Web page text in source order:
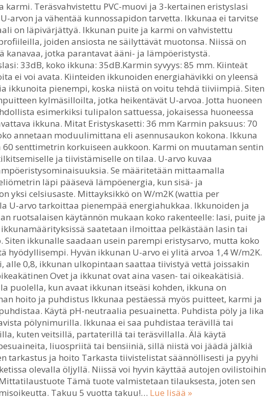
karmi. Teräsvahvistettu PVC-muovi ja 3-kertainen eristyslasi
arvon ja vähentää kunnossapidon tarvetta. Ikkunaa ei tarvitse
on läpivärjättyä. Ikkunan puite ja karmi on vahvistettu
joiden ansiosta ne säilyttävät muotonsa. Niissä on
kanavaa, jotka parantavat ääni- ja lämpöeristystä.
33dB, koko ikkuna: 35dB.Karmin syvyys: 85 mm. Kiinteät
ei voi avata. Kiinteiden ikkunoiden energiahävikki on yleensä
ikkunoita pienempi, koska niistä on voitu tehdä tiiviimpiä. Siten
kylmäsilloilta, jotka heikentävät U-arvoa. Jotta huoneen
esimerkiksi tulipalon sattuessa, jokaisessa huoneessa
ikkuna. Mitat Eristyskasetti: 36 mm Karmin paksuus: 70
annetaan moduulimittana eli asennusaukon kokona. Ikkuna
60 senttimetrin korkuiseen aukkoon. Karmi on muutaman sentin
ja tiivistämiselle on tilaa. U-arvo kuvaa
Se määritetään mittaamalla
läpi pääsevä lämpöenergia, kun sisä- ja
yksi celsiusaste. Mittayksikkö on W/m2K (wattia per
U-arvo tarkoittaa pienempää energiahukkaa. Ikkunoiden ja
ruotsalaisen käytännön mukaan koko rakenteelle: lasi, puite ja
saatetaan ilmoittaa pelkästään lasin tai
Siten ikkunalle saadaan usein parempi eristysarvo, mutta koko
hyödyllisempi. Hyvän ikkunan U-arvo ei ylitä arvoa 1,4 W/m2K.
alle 0,8, ikkunan ulkopintaan saattaa tiivistyä vettä joissakin
Ovet ja ikkunat ovat aina vasen- tai oikeakätisiä.
puolella, kun avaat ikkunan itseäsi kohden, ikkuna on
hoito ja puhdistus Ikkunaa pestäessä myös puitteet, karmi ja
Käytä pH-neutraalia pesuainetta. Puhdista pöly ja lika
pölynimurilla. Ikkunaa ei saa puhdistaa terävillä tai
kuten veitsillä, partaterillä tai teräsvillalla. Älä käytä
liuospriitä tai bensiiniä, sillä niistä voi jäädä jälkiä
tarkastus ja hoito Tarkasta tiivistelistat säännöllisesti ja pyyhi
olevalla öljyllä. Niissä voi hyvin käyttää autojen ovilistoihin
Tämä tuote valmistetaan tilauksesta, joten sen
Takuu 5 vuotta takuu!… Lue lisää »